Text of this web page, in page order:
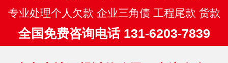
专业处理个人欠款 企业三角债 工程尾款 货款
全国免费咨询电话 131-6203-7839